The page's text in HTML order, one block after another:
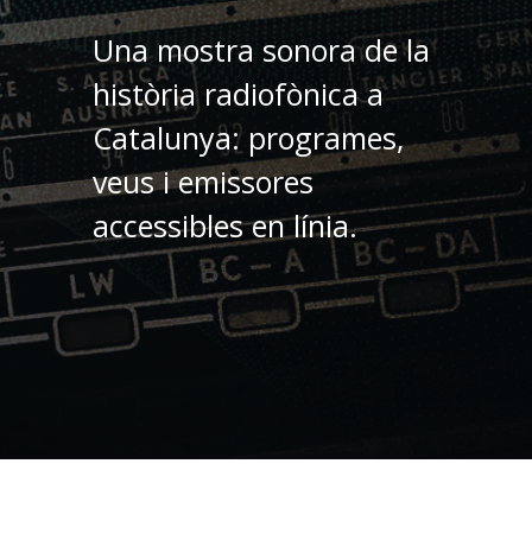
Una mostra sonora de la
història radiofònica a
Catalunya: programes,
veus i emissores
accessibles en línia.